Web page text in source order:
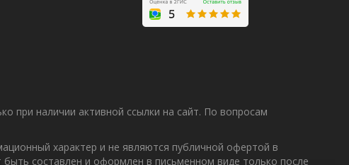
при наличии активной ссылки на сайт. По вопросам
характер и не являются публичной офертой в
составлен и оформлен в письменном виде только после